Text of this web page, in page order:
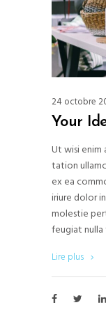
24 octobre
Your
Ut wisi enim
tation
ex ea
iriure dolor
molestie
feugiat nulla
Lire plus